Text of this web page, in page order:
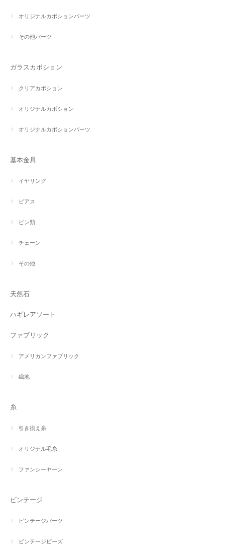
オリジナルカボションパーツ
その他パーツ
ガラスカボション
クリアカボション
オリジナルカボション
オリジナルカボションパーツ
基本金具
イヤリング
ピアス
ピン類
チェーン
その他
天然石
ハギレアソート
ファブリック
アメリカンファブリック
織地
糸
引き揃え糸
オリジナル毛糸
ファンシーヤーン
ビンテージ
ビンテージパーツ
ビンテージビーズ